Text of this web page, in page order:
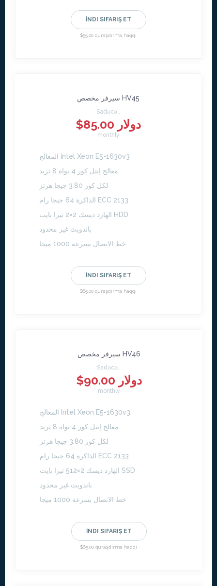
İNDI SIFARIŞ ET
$55.00 quraşdırma haqqı
سيرفر مخصص HV45
Sadəcə..
$85.00 دولار
monthly
المعالج Intel Xeon E5-1630v3
معالج إنتل كور 4 نواة 8 ثريد
لكل كور 3.80 جيجا هرتز
الذاكرة 64 جيجا رام ECC 2133
الهارد ديسك 2×2 تيرا بايت HDD
باندويث غير محدود
خط الاتصال بسرعة 1000 ميجا
İNDI SIFARIŞ ET
$65.00 quraşdırma haqqı
سيرفر مخصص HV46
Sadəcə..
$90.00 دولار
monthly
المعالج Intel Xeon E5-1630v3
معالج إنتل كور 4 نواة 8 ثريد
لكل كور 3.80 جيجا هرتز
الذاكرة 64 جيجا رام ECC 2133
الهارد ديسك 2×512 تيرا بايت SSD
باندويث غير محدود
خط الاتصال بسرعة 1000 ميجا
İNDI SIFARIŞ ET
$65.00 quraşdırma haqqı